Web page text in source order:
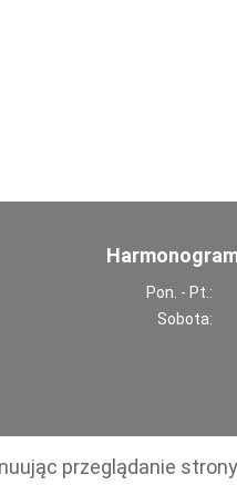
Pon. - Pt.:
Sobota:
przeglądanie